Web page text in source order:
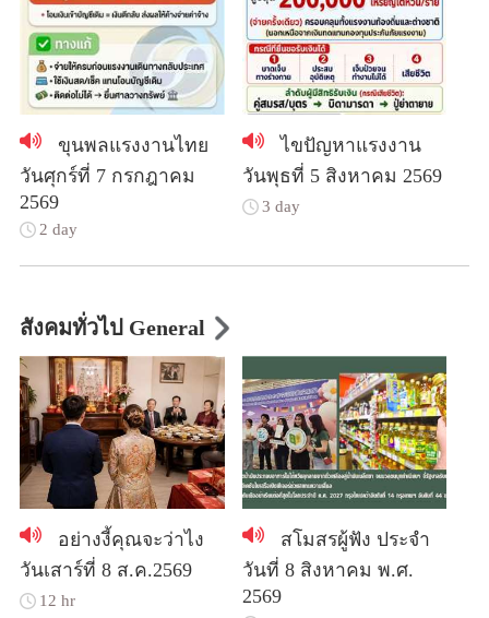
ขุนพลแรงงานไทย
วันศุกร์ที่ 7 กรกฎาคม
2569
2 day
ไขปัญหาแรงงาน
วันพุธที่ 5 สิงหาคม 2569
3 day
สังคมทั่วไป General
อย่างงี้คุณจะว่าไง
วันเสาร์ที่ 8 ส.ค.2569
12 hr
สโมสรผู้ฟัง ประจำ
วันที่ 8 สิงหาคม พ.ศ.
2569